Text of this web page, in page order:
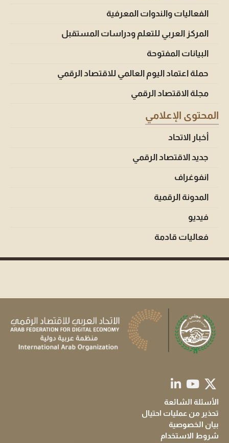
الفعاليات والندوات المعرفية
المركز العربي للتعلم ودراسات المستقبل
البيانات المفتوحة
حملة اعتماد اليوم العالمي للاقتصاد الرقمي
مجلة الاقتصاد الرقمي
المحتوى الإعلامي
أخبار الاتحاد
جديد الاقتصاد الرقمي
انفوغراف
المدونة الرقمية
فيديو
فعاليات قادمة
الأسئلة الشائعة
تحذير من عمليات احتيال
بيان الخصوصية
شروط الاستخدام